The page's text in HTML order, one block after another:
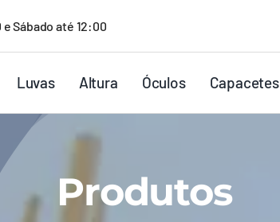
e Sábado até 12:00
Luvas Altura Óculos Capacetes
Produtos